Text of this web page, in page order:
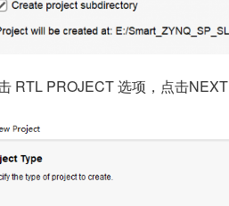
RTL PROJECT 选项，点击NEXT